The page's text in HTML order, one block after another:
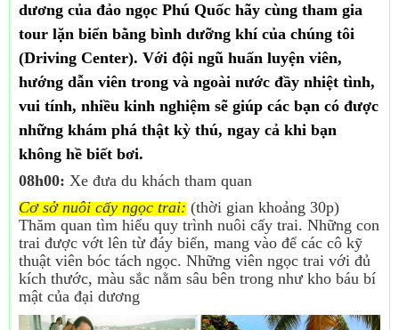
dương của đảo ngọc Phú Quốc hãy cùng tham gia
tour lặn biển bằng bình dưỡng khí của chúng tôi
(Driving Center). Với đội ngũ huấn luyện viên,
hướng dẫn viên trong và ngoài nước đầy nhiệt tình,
vui tính, nhiều kinh nghiệm sẽ giúp các bạn có được
những khám phá thật kỳ thú, ngay cả khi bạn
không hề biết bơi.
08h00: Xe đưa du khách tham quan
Cơ sở nuôi cấy ngọc trai: (thời gian khoảng 30p)
Thăm quan tìm hiểu quy trình nuôi cấy trai. Những con
trai được vớt lên từ đáy biển, mang vào để các cô kỹ
thuật viên bóc tách ngọc. Những viên ngọc trai với đủ
kích thước, màu sắc nằm sâu bên trong như kho báu bí
mật của đại dương